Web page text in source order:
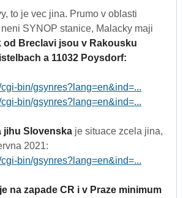
to je vec jina. Prumo v oblasti
SYNOP stanice, Malacky maji
od Breclavi jsou v Rakousku
a 11032 Poysdorf:
bin/gsynres?lang=en&ind=...
bin/gsynres?lang=en&ind=...
jihu Slovenska je situace zcela jina,
2021:
bin/gsynres?lang=en&ind=...
na zapade CR i v Praze minimum